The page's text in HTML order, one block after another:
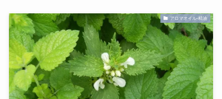
アロマオイル-精油